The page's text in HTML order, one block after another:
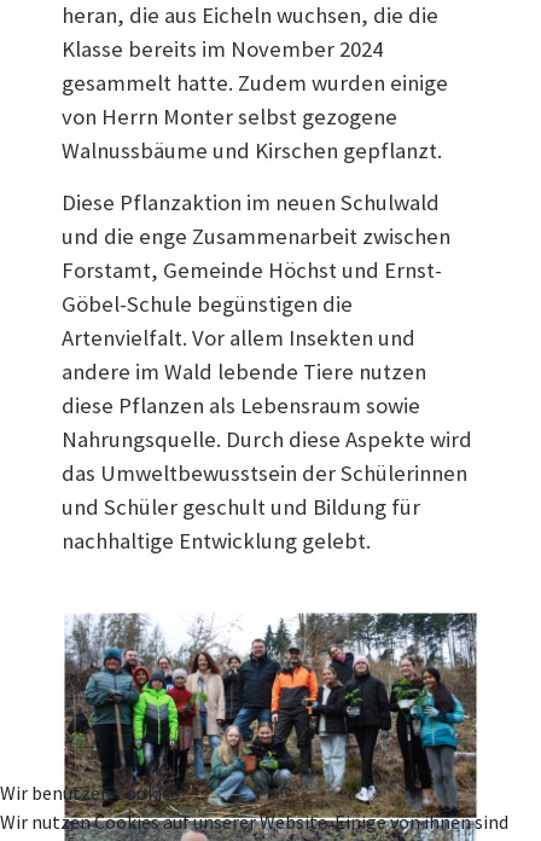
heran, die aus Eicheln wuchsen, die die
Klasse bereits im November 2024
gesammelt hatte. Zudem wurden einige
von Herrn Monter selbst gezogene
Walnussbäume und Kirschen gepflanzt.
Diese Pflanzaktion im neuen Schulwald
und die enge Zusammenarbeit zwischen
Forstamt, Gemeinde Höchst und Ernst-
Göbel-Schule begünstigen die
Artenvielfalt. Vor allem Insekten und
andere im Wald lebende Tiere nutzen
diese Pflanzen als Lebensraum sowie
Nahrungsquelle. Durch diese Aspekte wird
das Umweltbewusstsein der Schülerinnen
und Schüler geschult und Bildung für
nachhaltige Entwicklung gelebt.
Wir benutzen Cookies
Wir nutzen Cookies auf unserer Website. Einige von ihnen sind